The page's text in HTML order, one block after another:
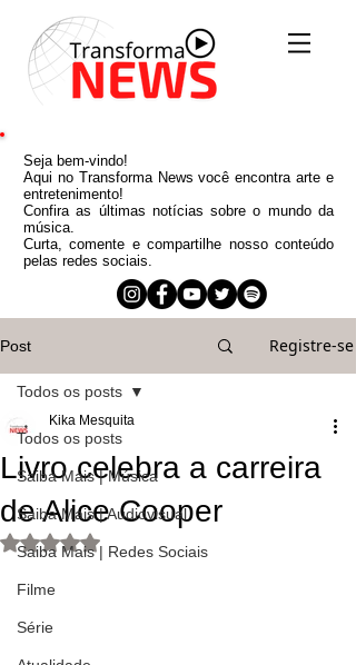
Seja bem-vindo!
Aqui no Transforma News você encontra arte e
entretenimento!
Confira as últimas notícias sobre o mundo da
música.
Curta, comente e compartilhe nosso conteúdo
pelas redes sociais.
Post Registre-se
Todos os posts
Saiba Mais | Música
Saiba Mais | Audiovisual
Saiba Mais | Redes Sociais
Filme
Série
Todos os posts
Livro celebra a carreira
de Alice Cooper
Kika Mesquita
Avaliado com NaN de 5 estrelas.